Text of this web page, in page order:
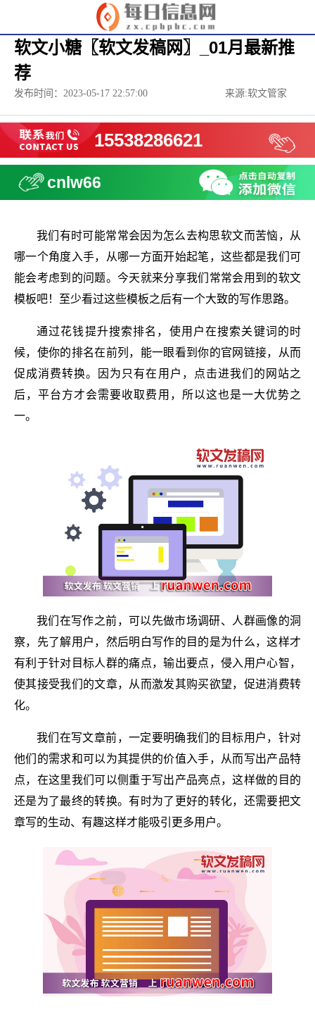
软文小糖〖软文发稿网〗_01月最新推
荐
发布时间：2023-05-17 22:57:00 来源:软文管家
15538286621
cnlw66
我们有时可能常常会因为怎么去构思软文而苦恼，从
哪一个角度入手，从哪一方面开始起笔，这些都是我们可
能会考虑到的问题。今天就来分享我们常常会用到的软文
模板吧！至少看过这些模板之后有一个大致的写作思路。
通过花钱提升搜索排名，使用户在搜索关键词的时
候，使你的排名在前列，能一眼看到你的官网链接，从而
促成消费转换。因为只有在用户，点击进我们的网站之
后，平台方才会需要收取费用，所以这也是一大优势之
一。
我们在写作之前，可以先做市场调研、人群画像的洞
察，先了解用户，然后明白写作的目的是为什么，这样才
有利于针对目标人群的痛点，输出要点，侵入用户心智，
使其接受我们的文章，从而激发其购买欲望，促进消费转
化。
我们在写文章前，一定要明确我们的目标用户，针对
他们的需求和可以为其提供的价值入手，从而写出产品特
点，在这里我们可以侧重于写出产品亮点，这样做的目的
还是为了最终的转换。有时为了更好的转化，还需要把文
章写的生动、有趣这样才能吸引更多用户。